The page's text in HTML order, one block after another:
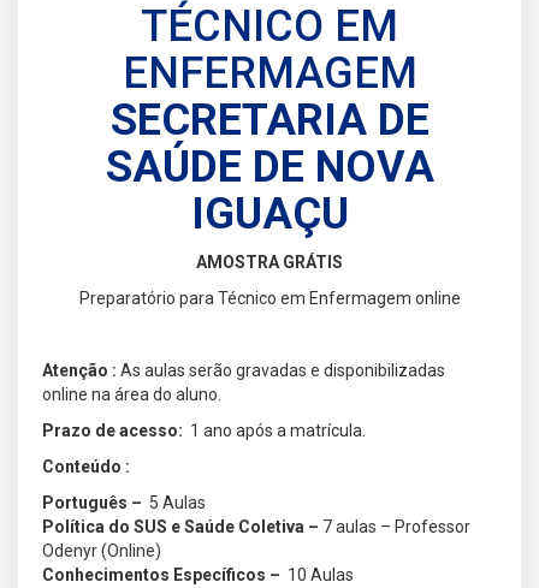
TÉCNICO EM
ENFERMAGEM
SECRETARIA DE
SAÚDE DE NOVA
IGUAÇU
AMOSTRA GRÁTIS
Preparatório para Técnico em Enfermagem online
Atenção : As aulas serão gravadas e disponibilizadas
online na área do aluno.
Prazo de acesso: 1 ano após a matrícula.
Conteúdo :
Português – 5 Aulas
Política do SUS e Saúde Coletiva – 7 aulas – Professor
Odenyr (Online)
Conhecimentos Específicos – 10 Aulas